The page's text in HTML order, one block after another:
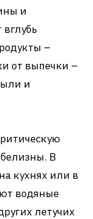
и
–
от выпечки –
и
В
кухнях или в
водяные
летучих